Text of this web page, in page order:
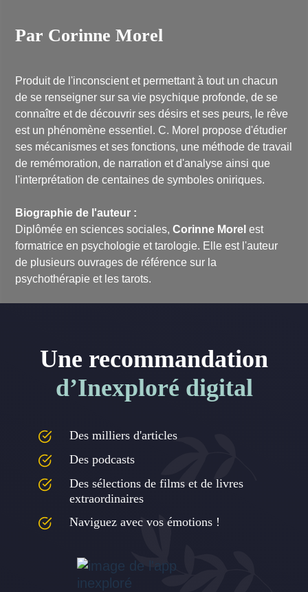
Par Corinne Morel
Produit de l'inconscient et permettant à tout un chacun
de se renseigner sur sa vie psychique profonde, de se
connaître et de découvrir ses désirs et ses peurs, le rêve
est un phénomène essentiel. C. Morel propose d'étudier
ses mécanismes et ses fonctions, une méthode de travail
de remémoration, de narration et d'analyse ainsi que
l'interprétation de centaines de symboles oniriques.
Biographie de l'auteur :
Diplômée en sciences sociales,Corinne Morel est
formatrice en psychologie et tarologie. Elle est l'auteur
de plusieurs ouvrages de référence sur la
psychothérapie et les tarots.
Une recommandation
d’Inexploré digital
Des milliers d'articles
Des podcasts
Des sélections de films et de livres
extraordinaires
Naviguez avec vos émotions !